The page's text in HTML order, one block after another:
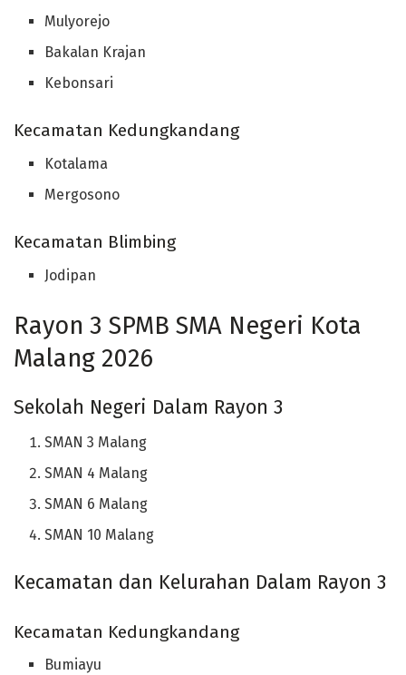
Mulyorejo
Bakalan Krajan
Kebonsari
Kecamatan Kedungkandang
Kotalama
Mergosono
Kecamatan Blimbing
Jodipan
Rayon 3 SPMB SMA Negeri Kota
Malang 2026
Sekolah Negeri Dalam Rayon 3
SMAN 3 Malang
SMAN 4 Malang
SMAN 6 Malang
SMAN 10 Malang
Kecamatan dan Kelurahan Dalam Rayon 3
Kecamatan Kedungkandang
Bumiayu